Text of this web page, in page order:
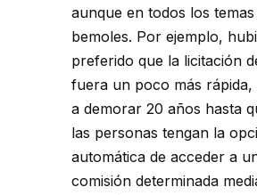
aunque en todos los
bemoles. Por ejemplo,
preferido que la licitación
fuera un poco más
a demorar 20 años hasta
las personas tengan la
automática de acceder a
comisión determinada